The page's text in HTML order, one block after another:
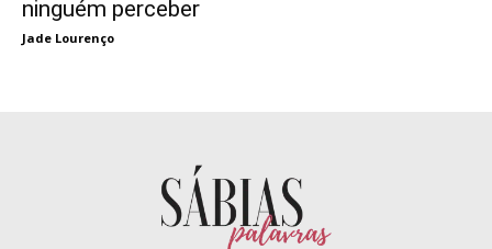
ninguém perceber
Jade Lourenço